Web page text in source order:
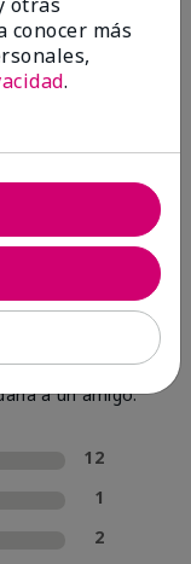
a un amigo.
12
1
2
conocer más
.